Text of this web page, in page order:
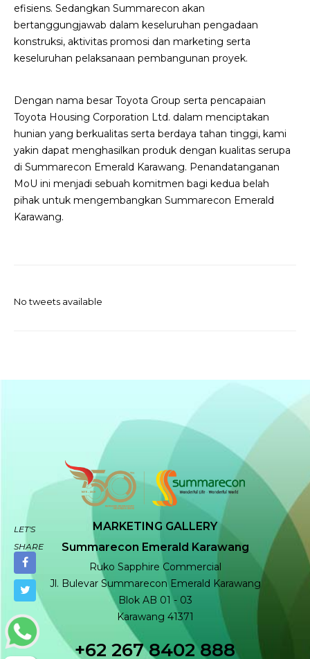
efisiens. Sedangkan Summarecon akan
bertanggungjawab dalam keseluruhan pengadaan
konstruksi, aktivitas promosi dan marketing serta
keseluruhan pelaksanaan pembangunan proyek.
Dengan nama besar Toyota Group serta pencapaian
Toyota Housing Corporation Ltd. dalam menciptakan
hunian yang berkualitas serta berdaya tahan tinggi, kami
yakin dapat menghasilkan produk dengan kualitas serupa
di Summarecon Emerald Karawang. Penandatanganan
MoU ini menjadi sebuah komitmen bagi kedua belah
pihak untuk mengembangkan Summarecon Emerald
Karawang.
LET'S
SHARE
No tweets available
MARKETING GALLERY
Summarecon Emerald Karawang
Ruko Sapphire Commercial
Jl. Bulevar Summarecon Emerald Karawang
Blok AB 01 - 03
Karawang 41371
+62 267 8402 888